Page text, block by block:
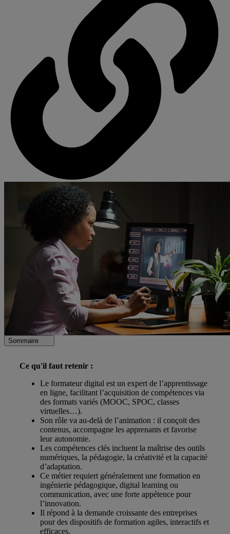
Sommaire
Ce qu'il faut retenir :
Le formateur digital est un expert de l’apprentissage
en ligne, facilitant l’acquisition de compétences via
des formats variés (MOOC, SPOC, classes
virtuelles…).
Son rôle va au-delà de l’animation : il conçoit des
contenus, accompagne les apprenants et favorise
leur autonomie.
Les compétences clés incluent la maîtrise des outils
numériques, la pédagogie, la créativité et la capacité
d’adaptation.
Ce métier requiert généralement une formation en
ingénierie pédagogique, digital learning ou
communication, avec une forte appétence pour
l’innovation.
Il répond à la demande croissante des entreprises
pour des dispositifs de formation agiles, interactifs et
efficaces.